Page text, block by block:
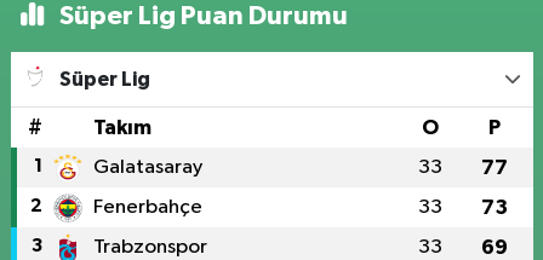
Süper Lig Puan Durumu
Süper Lig
# Takım O P
1 Galatasaray 33 77
2 Fenerbahçe 33 73
3 Trabzonspor 33 69